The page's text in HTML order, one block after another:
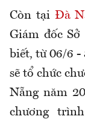
Còn tại Đà
Giám đốc Sở
biết, từ 06/6 -
sẽ tổ chức
Nẵng năm
chương